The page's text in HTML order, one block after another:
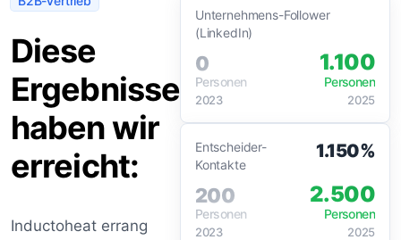
Diese
Ergebnisse
haben wir
erreicht:
Inductoheat errang
Unternehmens-Follower
(LinkedIn)
0
Personen
2023
1.100
Personen
2025
Entscheider-
Kontakte
1.150%
200
Personen
2023
2.500
Personen
2025